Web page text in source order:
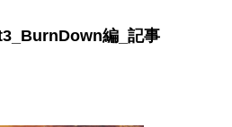
編_記事